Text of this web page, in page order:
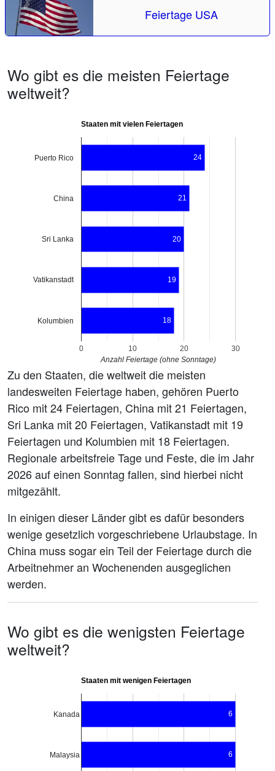
Feiertage USA
Wo gibt es die meisten Feiertage
weltweit?
Staaten mit vielen Feiertagen
0 10 20 30
Puerto Rico
China
Sri Lanka
Vatikanstadt
Kolumbien
24
21
20
19
18
Anzahl Feiertage (ohne Sonntage)
Zu den Staaten, die weltweit die meisten
landesweiten Feiertage haben, gehören Puerto
Rico mit 24 Feiertagen, China mit 21 Feiertagen,
Sri Lanka mit 20 Feiertagen, Vatikanstadt mit 19
Feiertagen und Kolumbien mit 18 Feiertagen.
Regionale arbeitsfreie Tage und Feste, die im Jahr
2026 auf einen Sonntag fallen, sind hierbei nicht
mitgezählt.
In einigen dieser Länder gibt es dafür besonders
wenige gesetzlich vorgeschriebene Urlaubstage. In
China muss sogar ein Teil der Feiertage durch die
Arbeitnehmer an Wochenenden ausgeglichen
werden.
Wo gibt es die wenigsten Feiertage
weltweit?
Staaten mit wenigen Feiertagen
Kanada
Malaysia
6
6